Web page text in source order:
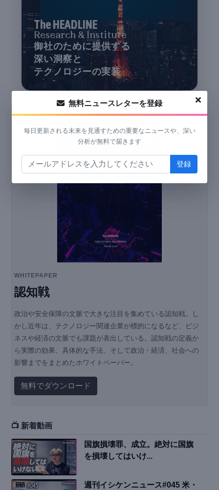
The HEADLINE
Research & Institute
御社のために提供する
深い洞察と
テクノロジーの実装
WHITEPAPER
認知戦
政治や安全保障の文脈で大きな注目を集めている認知戦。し
かし近年は、テクノロジー関連企業が標的になるなど、ビジ
ネスや経済の文脈でも課題が表出している。認知戦の定義か
ら実際の効果、具体的な手法、そして政治・経済、社会への
影響までをまとめたホワイトペーパー。
無料でダウンロード
📺 新着動画
国旗損壊罪、成立。絶対に国旗
を損壊してはいけ...
週刊イシケンニュース#045 米・
無料ニュースレターを登録
毎日更新される未来を見通すための重要なニュースや、深い
分析が無料で届きます